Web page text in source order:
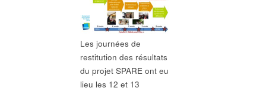
Les journées de
restitution des résultats
du projet SPARE ont eu
lieu les 12 et 13